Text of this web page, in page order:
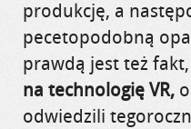
produkcję, a
pecetopodobną
prawdą jest też
na technologię VR,
odwiedzili